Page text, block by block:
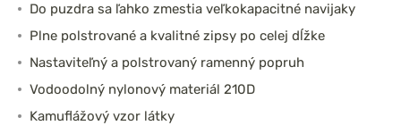
Do puzdra sa ľahko zmestia veľkokapacitné navijaky
Plne polstrované a kvalitné zipsy po celej dĺžke
Nastaviteľný a polstrovaný ramenný popruh
Vodoodolný nylonový materiál 210D
Kamuflážový vzor látky